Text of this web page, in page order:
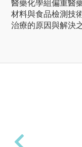
醫藥化學組偏重醫
材料與食品檢測技
治療的原因與解決